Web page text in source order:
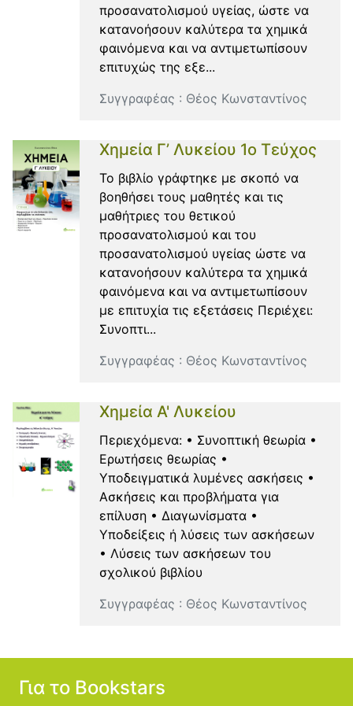
προσανατολισμού υγείας, ώστε να
κατανοήσουν καλύτερα τα χημικά
φαινόμενα και να αντιμετωπίσουν
επιτυχώς της εξε...
Συγγραφέας : Θέος Κωνσταντίνος
Χημεία Γ’ Λυκείου 1ο Τεύχος
Το βιβλίο γράφτηκε με σκοπό να
βοηθήσει τους μαθητές και τις
μαθήτριες του θετικού
προσανατολισμού και του
προσανατολισμού υγείας ώστε να
κατανοήσουν καλύτερα τα χημικά
φαινόμενα και να αντιμετωπίσουν
με επιτυχία τις εξετάσεις Περιέχει:
Συνοπτι...
Συγγραφέας : Θέος Κωνσταντίνος
Χημεία Α' Λυκείου
Περιεχόμενα: • Συνοπτική θεωρία •
Ερωτήσεις θεωρίας •
Υποδειγματικά λυμένες ασκήσεις •
Ασκήσεις και προβλήματα για
επίλυση • Διαγωνίσματα •
Υποδείξεις ή λύσεις των ασκήσεων
• Λύσεις των ασκήσεων του
σχολικού βιβλίου
Συγγραφέας : Θέος Κωνσταντίνος
Για το Bookstars